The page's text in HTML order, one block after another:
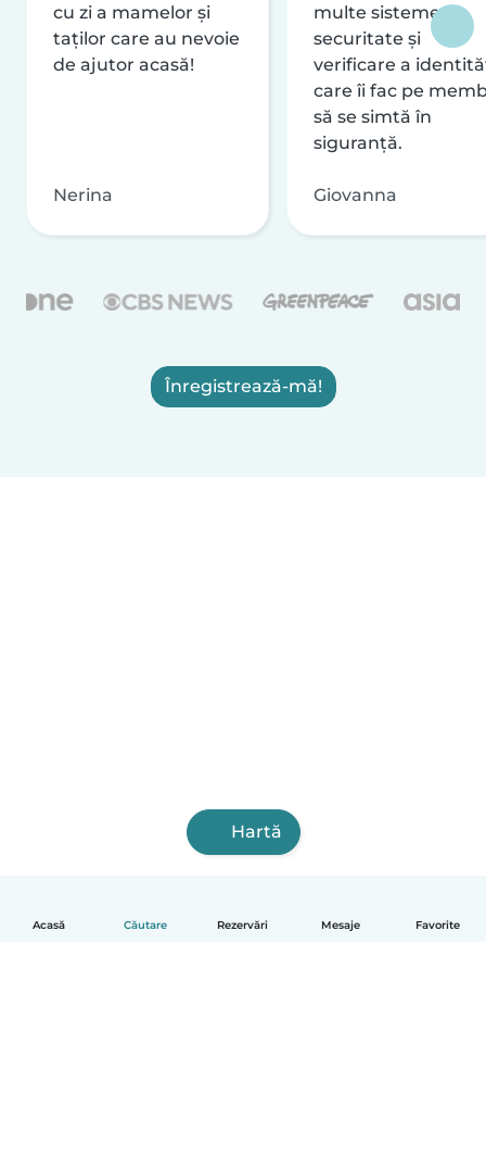
Acasă Căutare Rezervări Mesaje Favorite
cu zi a mamelor și
taților care au nevoie
de ajutor acasă!
Nerina
multe sisteme de
securitate și
verificare a
care îi fac pe
să se simtă în
siguranță.
Giovanna
Înregistrează-mă!
Hartă